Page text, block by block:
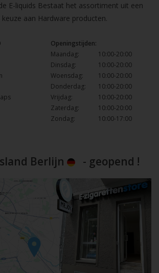
E-liquids Bestaat het assortiment uit een
keuze aan Hardware producten.
Openingstijden:
Maandag:
10:00-20:00
Dinsdag:
10:00-20:00
Woensdag:
10:00-20:00
Donderdag:
10:00-20:00
Vrijdag:
10:00-20:00
Zaterdag:
10:00-20:00
Zondag:
10:00-17:00
Berlijn - geopend !